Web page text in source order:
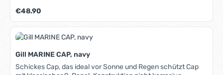
Lauf und weniger Krafteinsatz, Möglichkeit, kleinere und
leichtere Blöcke zu verwenden, erheblich besseres Handling
und weniger Leinen-Chaos im Boot, insgesamt eine
merkliche Leistungssteigerung des Bootes. Die verjüngten
hochwertigen Materialien und haben die gleichen
hervorragenden Eigenschaften wie geringe Dehnung, hohe
Regulärer Preis:
€48.90
Gill MARINE CAP, navy
Schickes Cap, das ideal vor Sonne und Regen schützt Cap